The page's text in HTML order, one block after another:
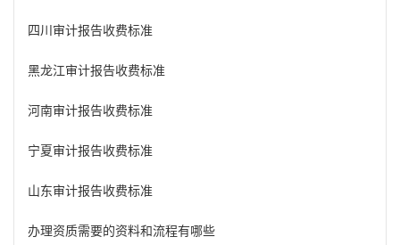
四川审计报告收费标准
黑龙江审计报告收费标准
河南审计报告收费标准
宁夏审计报告收费标准
山东审计报告收费标准
办理资质需要的资料和流程有哪些